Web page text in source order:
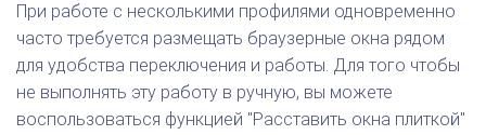
При работе с несколькими профилями одновременно
часто требуется размещать браузерные окна рядом
для удобства переключения и работы. Для того чтобы
не выполнять эту работу в ручную, вы можете
воспользоваться функцией "Расставить окна плиткой"